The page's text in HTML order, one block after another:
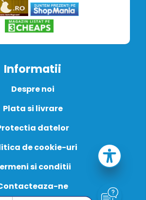
Informatii
Despre noi
Plata si livrare
datelor
de cookie-uri
si conditii
ne